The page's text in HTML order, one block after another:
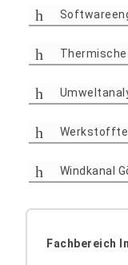
Windkanal
Fachbereich